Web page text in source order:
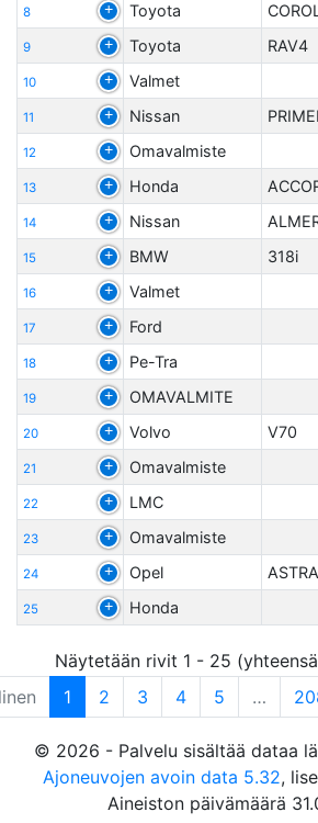
8 Toyota
9 Toyota RAV4
10 Valmet
11 Nissan
12 Omavalmiste
13 Honda
14 Nissan
15 BMW 318i
16 Valmet
17 Ford
18 Pe-Tra
19 OMAVALMITE
20 Volvo V70
21 Omavalmiste
22 LMC
23 Omavalmiste
24 Opel
25 Honda
Näytetään rivit 1 - 25
1 2 3 4 5 …
© 2026 - Palvelu sisältää dataa
Ajoneuvojen avoin data 5.32,
Aineiston päivämäärä